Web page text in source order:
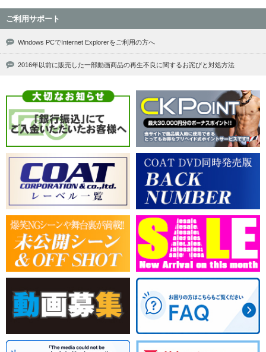
ご利用サポート
Windows PCでInternet Explorerをご利用の方へ
2016年以前に販売した一部動画商品の再生不良に関するお詫びと対処方法